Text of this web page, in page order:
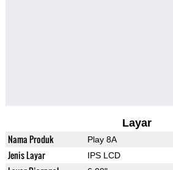
Layar
Nama Produk Play 8A
Jenis Layar IPS LCD